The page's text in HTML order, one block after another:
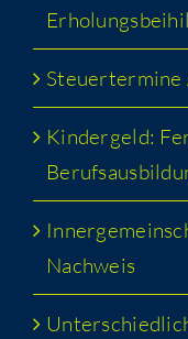
Steu­er­ter­mi­ne
Kin­der­geld:
Nachweis